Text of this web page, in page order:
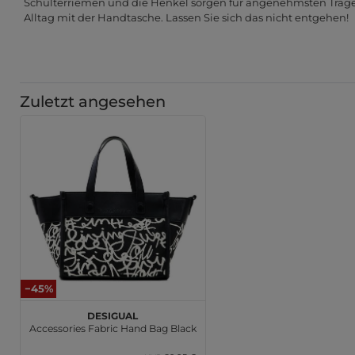
Alltag mit der Handtasche. Lassen Sie sich das nicht entgehen!
Zuletzt angesehen
−45%
Desigual
Accessories Fabric Hand Bag Black